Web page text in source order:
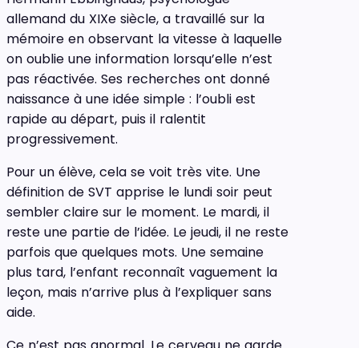
allemand du XIXe siècle, a travaillé sur la
mémoire en observant la vitesse à laquelle
on oublie une information lorsqu’elle n’est
pas réactivée. Ses recherches ont donné
naissance à une idée simple : l’oubli est
rapide au départ, puis il ralentit
progressivement.
Pour un élève, cela se voit très vite. Une
définition de SVT apprise le lundi soir peut
sembler claire sur le moment. Le mardi, il
reste une partie de l’idée. Le jeudi, il ne reste
parfois que quelques mots. Une semaine
plus tard, l’enfant reconnaît vaguement la
leçon, mais n’arrive plus à l’expliquer sans
aide.